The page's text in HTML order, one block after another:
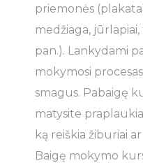
priemonės
medžiaga,
pan.). Lankydami
mokymosi
smagus. Pabaigę
matysite
ką reiškia žiburiai
Baigę mokymo